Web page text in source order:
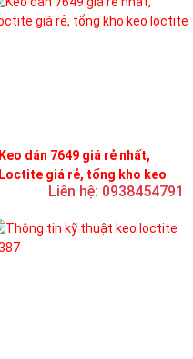
Keo dán 7649 giá rẻ nhất,
Loctite giá rẻ, tổng kho keo
Liên hệ: 0938454791